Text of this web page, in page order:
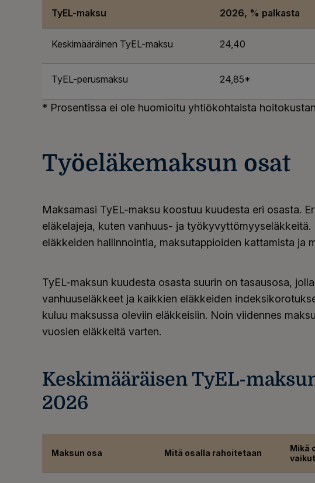
TyEL-maksu 2026, % palkasta
Keskimääräinen TyEL-maksu 24,40
TyEL-perusmaksu 24,85*
* Prosentissa ei ole huomioitu yhtiökohtaista
Työeläkemaksun osat
Maksamasi TyEL-maksu koostuu kuudesta eri osasta.
eläkelajeja, kuten vanhuus- ja työkyvyttömyyseläkkeitä.
eläkkeiden hallinnointia, maksutappioiden kattamista ja
TyEL-maksun kuudesta osasta suurin on tasausosa,
vanhuuseläkkeet ja kaikkien eläkkeiden
kuluu maksussa oleviin eläkkeisiin. Noin viidennes
vuosien eläkkeitä varten.
Keskimääräisen TyEL-
2026
Maksun osa Mitä osalla rahoitetaan
Mikä